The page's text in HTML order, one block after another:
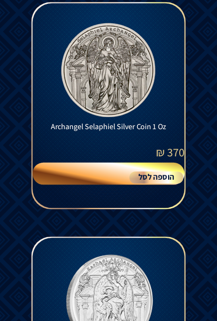
Archangel Selaphiel Silver Coin 1 Oz
370
₪
הוספה לסל